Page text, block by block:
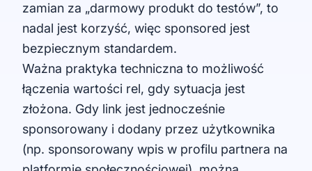
zamian za „darmowy produkt do testów”, to
nadal jest korzyść, więc sponsored jest
bezpiecznym standardem.
Ważna praktyka techniczna to możliwość
łączenia wartości rel, gdy sytuacja jest
złożona. Gdy link jest jednocześnie
sponsorowany i dodany przez użytkownika
(np. sponsorowany wpis w profilu partnera na